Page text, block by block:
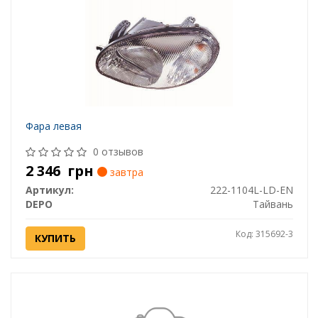
Фара левая
0 отзывов
2 346 грн
завтра
Артикул:
222-1104L-LD-EN
DEPO
Тайвань
КУПИТЬ Код: 315692-3